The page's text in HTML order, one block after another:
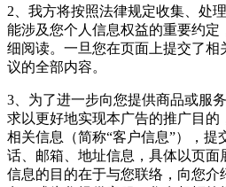
2、我方将按照法律规定收集、处
能涉及您个人信息权益的重要约
细阅读。一旦您在页面上提交了
议的全部内容。
3、为了进一步向您提供商品或服
求以更好地实现本广告的推广目的
相关信息（简称“客户信息”），提
话、邮箱、地址信息，具体以页面
信息的目的在于与您联络，向您介